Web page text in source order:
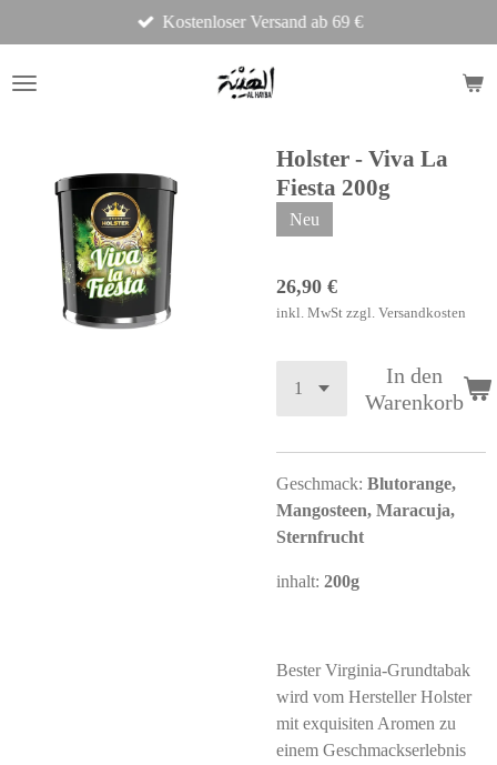
Hauptinhalt
springen
Kostenloser Versand ab 69 €
Holster - Viva La
Fiesta 200g
Neu
26,90 €
inkl. MwSt zzgl. Versandkosten
In den
Warenkorb
Geschmack: Blutorange,
Mangosteen, Maracuja,
Sternfrucht
inhalt: 200g
Bester Virginia-Grundtabak
wird vom Hersteller Holster
mit exquisiten Aromen zu
einem Geschmackserlebnis